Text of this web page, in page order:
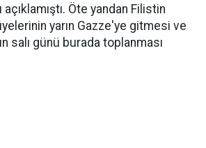
açıklamıştı. Öte yandan Filistin
yarın Gazze'ye gitmesi ve
salı günü burada toplanması